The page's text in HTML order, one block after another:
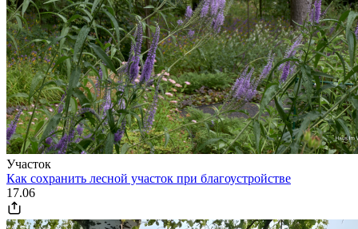
Участок
Как сохранить лесной участок при благоустройстве
17.06